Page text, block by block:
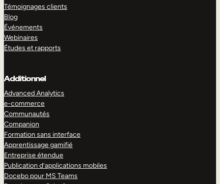
Témoignages clients
Blog
Événements
Webinaires
Études et rapports
Additionnel
Advanced Analytics
e-commerce
Communautés
Companion
Formation sans interface
Apprentissage gamifié
Entreprise étendue
Publication d’applications mobiles
Docebo pour MS Teams